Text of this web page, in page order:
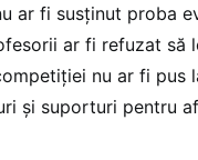
ar fi susținut proba
ar fi refuzat să
nu ar fi pus
și suporturi pentru